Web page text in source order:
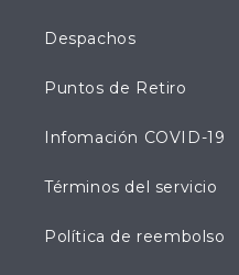
Despachos
Puntos de Retiro
Infomación COVID-19
Términos del servicio
Política de reembolso